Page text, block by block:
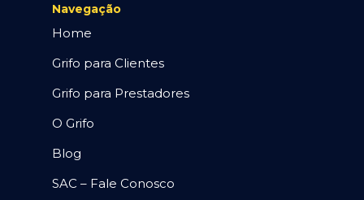
Navegação
Home
Grifo para Clientes
Grifo para Prestadores
O Grifo
Blog
SAC – Fale Conosco